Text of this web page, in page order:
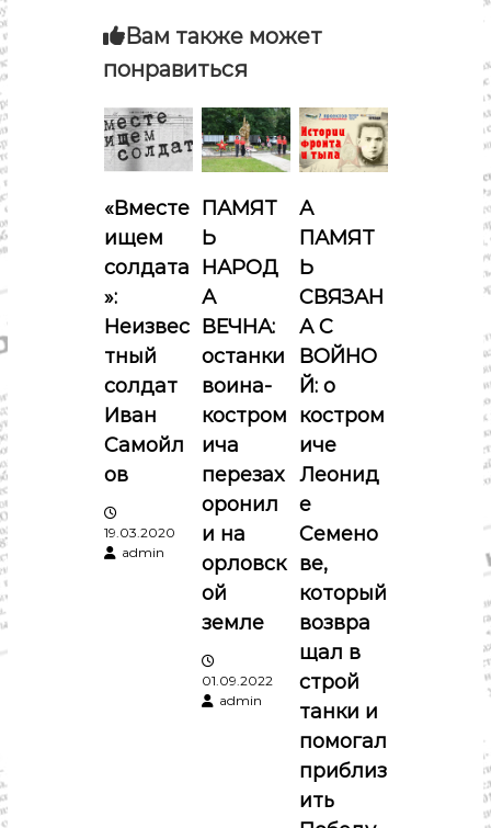
г
а
ц
и
я
п
о
з
а
п
и
с
Вам также может
понравиться
«Вместе
ищем
солдата
»:
Неизвес
тный
солдат
Иван
Самойл
ов
19.03.2020
admin
ПАМЯТ
Ь
НАРОД
А
ВЕЧНА:
останки
воина-
костром
ича
перезах
оронил
и на
орловск
ой
земле
01.09.2022
admin
А
ПАМЯТ
Ь
СВЯЗАН
А С
ВОЙНО
Й: о
костром
иче
Леонид
е
Семено
ве,
который
возвра
щал в
строй
танки и
помогал
приблиз
ить